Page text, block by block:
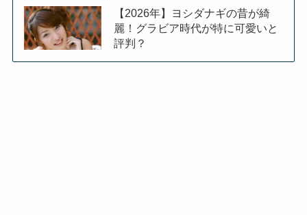
【2026年】ヨシダナギの昔が綺
麗！グラビア時代が特に可愛いと
評判？